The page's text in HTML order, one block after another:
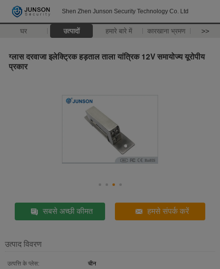
Shen Zhen Junson Security Technology Co. Ltd
घर उत्पादों हमारे बारे में कारखाना भ्रमण >>
ग्लास दरवाजा इलेक्ट्रिक हड़ताल ताला यांत्रिक 12V समायोज्य यूरोपीय
प्रकार
सबसे अच्छी कीमत हमसे संपर्क करें
उत्पाद विवरण
उत्पत्ति के प्लेस:
चीन